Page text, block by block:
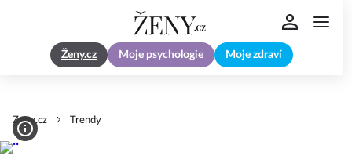
Ženy.cz Moje psychologie Moje zdraví
Zeny.cz Trendy